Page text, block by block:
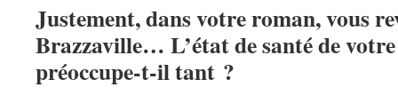
Justement, dans votre roman, vous
Brazzaville… L’état de santé de
préoccupe-t-il tant ?